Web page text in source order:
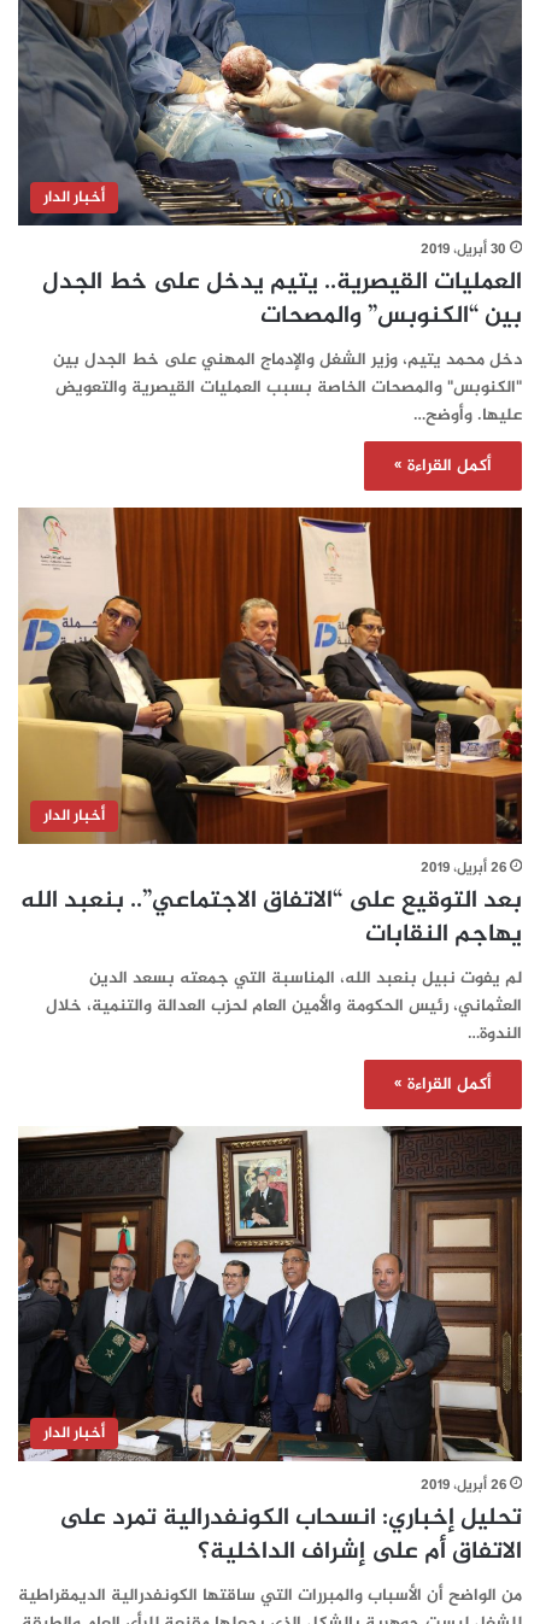
أخبار الدار
30 أبريل، 2019
العمليات القيصرية.. يتيم يدخل على خط الجدل
بين “الكنوبس” والمصحات
دخل محمد يتيم، وزير الشغل والإدماج المهني على خط الجدل بين
"الكنوبس" والمصحات الخاصة بسبب العمليات القيصرية والتعويض
عليها. وأوضح…
أكمل القراءة »
أخبار الدار
26 أبريل، 2019
بعد التوقيع على “الاتفاق الاجتماعي”.. بنعبد الله
يهاجم النقابات
لم يفوت نبيل بنعبد الله، المناسبة التي جمعته بسعد الدين
العثماني، رئيس الحكومة والأمين العام لحزب العدالة والتنمية، خلال
الندوة…
أكمل القراءة »
أخبار الدار
26 أبريل، 2019
تحليل إخباري: انسحاب الكونفدرالية تمرد على
الاتفاق أم على إشراف الداخلية؟
من الواضح أن الأسباب والمبررات التي ساقتها الكونفدرالية الديمقراطية